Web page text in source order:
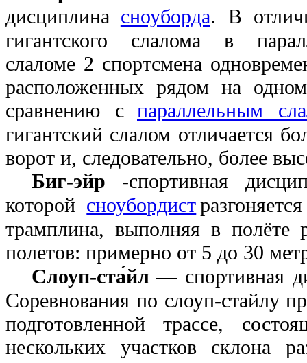
дисциплина сноуборда. В
гигантского слалома в
слаломе 2 спортсмена
расположенных рядом на
сравнению с параллельным
гигантский слалом отличается
ворот и, следовательно, более
Биг-эйр
-спортивная
которой сноубордист
трамплина, выполняя в полёте
полетов: примерно от 5 до 30
Слоуп-ста́йл — спортивная
Соревнования по слоуп-стайлу
подготовленной трассе,
нескольких участков склона